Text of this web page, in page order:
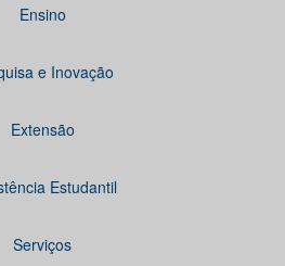
Ensino
e Inovação
Extensão
Estudantil
Serviços